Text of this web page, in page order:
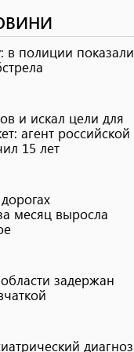
полиции показали
и искал цели для
агент российской
15 лет
месяц выросла
задержан
диагноз